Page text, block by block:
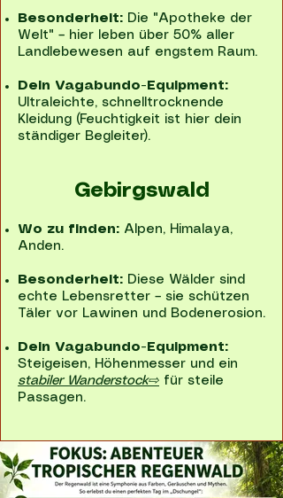
Besonderheit: Die "Apotheke der
Welt" – hier leben über 50% aller
Landlebewesen auf engstem Raum.
Dein Vagabundo-Equipment:
Ultraleichte, schnelltrocknende
Kleidung (Feuchtigkeit ist hier dein
ständiger Begleiter).
Gebirgswald
Wo zu finden: Alpen, Himalaya,
Anden.
Besonderheit: Diese Wälder sind
echte Lebensretter – sie schützen
Täler vor Lawinen und Bodenerosion.
Dein Vagabundo-Equipment:
Steigeisen, Höhenmesser und ein
stabiler Wanderstock⇨ für steile
Passagen.